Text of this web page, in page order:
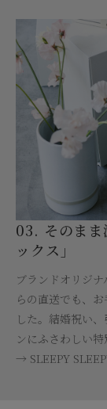
03. そのまま
ックス」
ブランドオリジ
らの直送でも、
した。結婚祝い
ンにふさわしい特
→ SLEEPY